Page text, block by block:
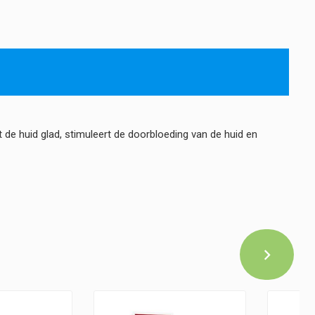
huid glad, stimuleert de doorbloeding van de huid en